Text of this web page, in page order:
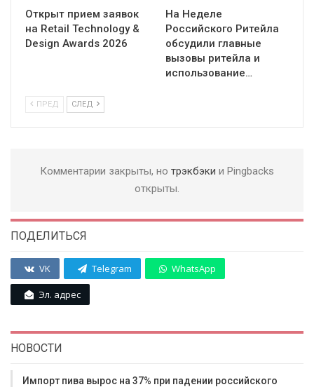
Открыт прием заявок
на Retail Technology &
Design Awards 2026
На Неделе
Российского Ритейла
обсудили главные
вызовы ритейла и
использование…
ПРЕД СЛЕД
Комментарии закрыты, но трэкбэки и Pingbacks
открыты.
ПОДЕЛИТЬСЯ
VK Telegram WhatsApp
Эл. адрес
НОВОСТИ
Импорт пива вырос на 37% при падении российского